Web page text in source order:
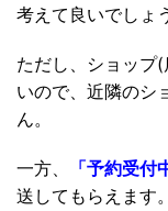
考えて良いでしょ
ただし、ショップ
いので、近隣のシ
ん。
一方、 「予約受付
送してもらえます